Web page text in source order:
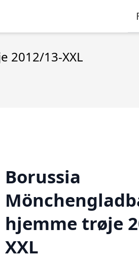
2012/13-XXL
Borussia
hjemme trøje
XXL